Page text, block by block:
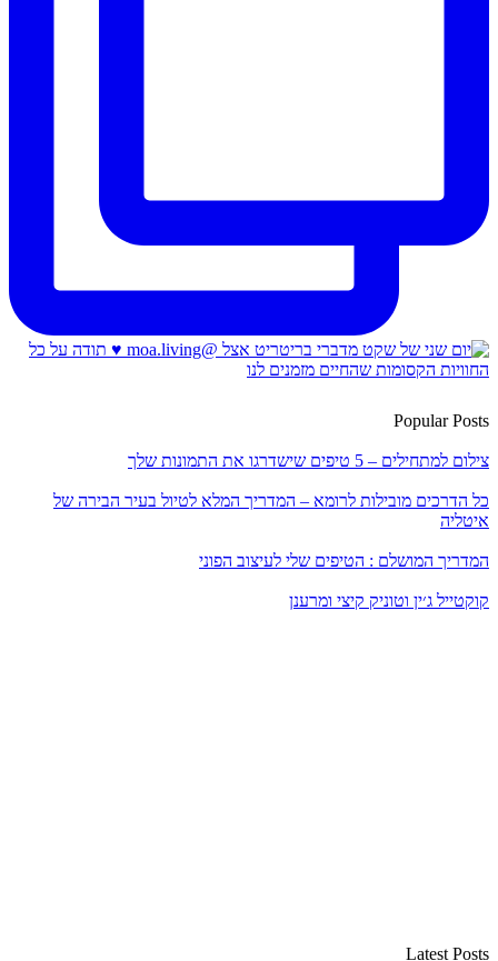
Popular Posts
צילום למתחילים – 5 טיפים שישדרגו את התמונות שלך
כל הדרכים מובילות לרומא – המדריך המלא לטיול בעיר הבירה של
איטליה
המדריך המושלם : הטיפים שלי לעיצוב הפוני
קוקטייל ג׳ין וטוניק קיצי ומרענן
Latest Posts